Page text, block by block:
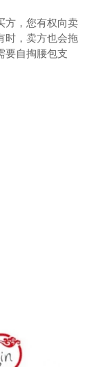
方，您有权向卖
时，卖方也会拖
要自掏腰包支